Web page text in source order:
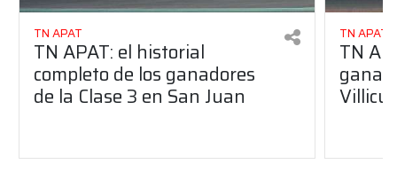
TN APAT
TN APAT: el historial
completo de los ganadores
de la Clase 3 en San Juan
TN APAT
TN